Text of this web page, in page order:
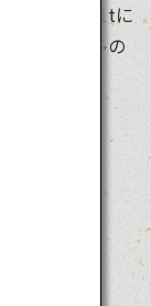
3m、重さ1tに
ともに博多の